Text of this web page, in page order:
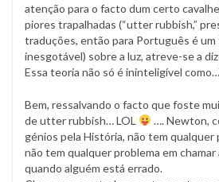
atenção para o facto dum certo
piores trapalhadas (“utter rubbish,”
traduções, então para Português é um
inesgotável) sobre a luz, atreve-se a
Essa teoria não só é ininteligível
Bem, ressalvando o facto que foste
de utter rubbish… LOL
…. Newton,
génios pela História, não tem qualquer
não tem qualquer problema em
quando alguém está errado.